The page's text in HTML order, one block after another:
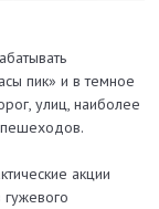
пик» и в темное
улиц, наиболее
акции